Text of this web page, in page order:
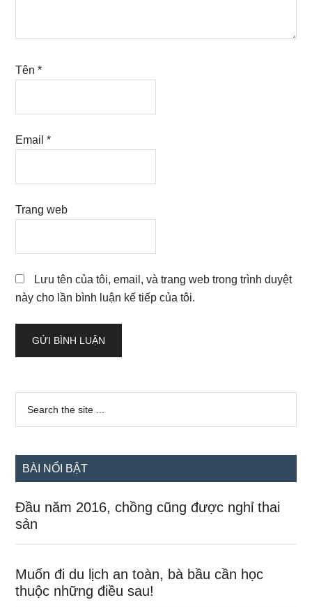
Tên*
Email*
Trang web
Lưu tên của tôi, email, và trang web trong trình duyệt
này cho lần bình luận kế tiếp của tôi.
Sidebar
chính
...
BÀI NỔI BẬT
Đầu năm 2016, chồng cũng được nghỉ thai
sản
Muốn đi du lịch an toàn, bà bầu cần học
thuộc những điều sau!